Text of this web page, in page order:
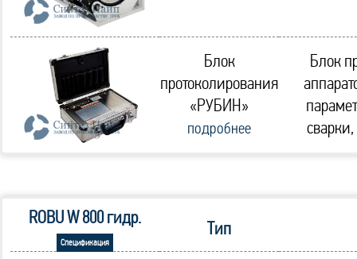
Блок
протоколирования
«РУБИН»
подробнее
Блок
ROBU W 800 гидр.
Спецификация
Тип